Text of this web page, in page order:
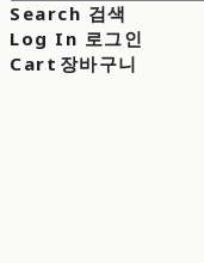
Search 검색
Log In 로그인
Cart 장바구니